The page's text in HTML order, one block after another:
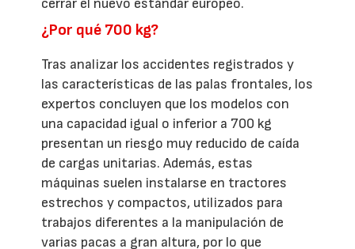
cerrar el nuevo estándar europeo.
¿Por qué 700 kg?
Tras analizar los accidentes registrados y
las características de las palas frontales, los
expertos concluyen que los modelos con
una capacidad igual o inferior a 700 kg
presentan un riesgo muy reducido de caída
de cargas unitarias. Además, estas
máquinas suelen instalarse en tractores
estrechos y compactos, utilizados para
trabajos diferentes a la manipulación de
varias pacas a gran altura, por lo que